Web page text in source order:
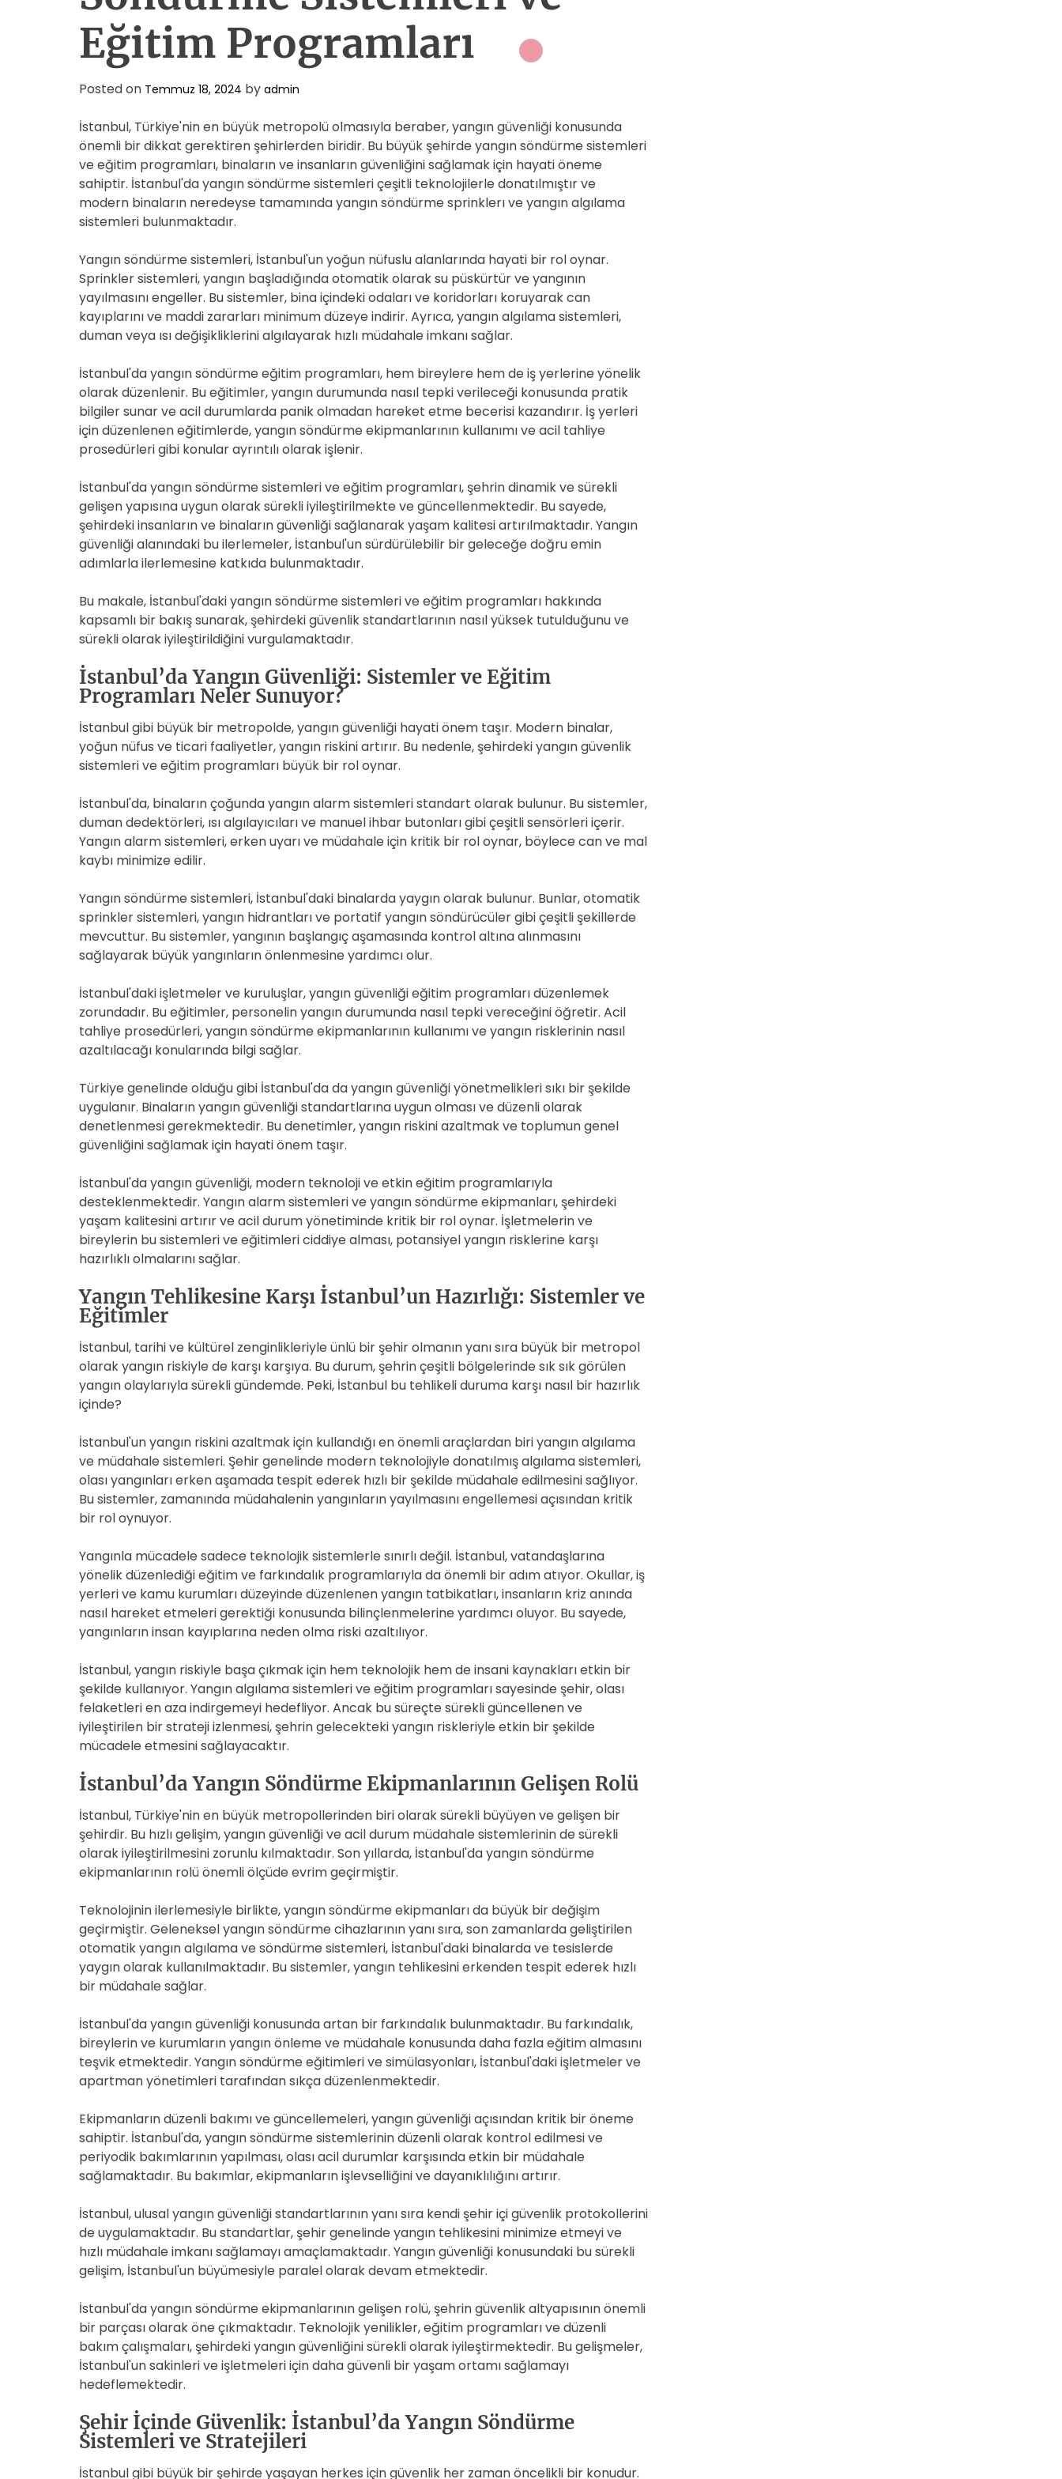
Eğitim Programları
Posted on Temmuz 18, 2024 by admin
İstanbul, Türkiye'nin en büyük metropolü olmasıyla beraber, yangın güvenliği konusunda
önemli bir dikkat gerektiren şehirlerden biridir. Bu büyük şehirde yangın söndürme sistemleri
ve eğitim programları, binaların ve insanların güvenliğini sağlamak için hayati öneme
sahiptir. İstanbul'da yangın söndürme sistemleri çeşitli teknolojilerle donatılmıştır ve
modern binaların neredeyse tamamında yangın söndürme sprinklerı ve yangın algılama
sistemleri bulunmaktadır.
Yangın söndürme sistemleri, İstanbul'un yoğun nüfuslu alanlarında hayati bir rol oynar.
Sprinkler sistemleri, yangın başladığında otomatik olarak su püskürtür ve yangının
yayılmasını engeller. Bu sistemler, bina içindeki odaları ve koridorları koruyarak can
kayıplarını ve maddi zararları minimum düzeye indirir. Ayrıca, yangın algılama sistemleri,
duman veya ısı değişikliklerini algılayarak hızlı müdahale imkanı sağlar.
İstanbul'da yangın söndürme eğitim programları, hem bireylere hem de iş yerlerine yönelik
olarak düzenlenir. Bu eğitimler, yangın durumunda nasıl tepki verileceği konusunda pratik
bilgiler sunar ve acil durumlarda panik olmadan hareket etme becerisi kazandırır. İş yerleri
için düzenlenen eğitimlerde, yangın söndürme ekipmanlarının kullanımı ve acil tahliye
prosedürleri gibi konular ayrıntılı olarak işlenir.
İstanbul'da yangın söndürme sistemleri ve eğitim programları, şehrin dinamik ve sürekli
gelişen yapısına uygun olarak sürekli iyileştirilmekte ve güncellenmektedir. Bu sayede,
şehirdeki insanların ve binaların güvenliği sağlanarak yaşam kalitesi artırılmaktadır. Yangın
güvenliği alanındaki bu ilerlemeler, İstanbul'un sürdürülebilir bir geleceğe doğru emin
adımlarla ilerlemesine katkıda bulunmaktadır.
Bu makale, İstanbul'daki yangın söndürme sistemleri ve eğitim programları hakkında
kapsamlı bir bakış sunarak, şehirdeki güvenlik standartlarının nasıl yüksek tutulduğunu ve
sürekli olarak iyileştirildiğini vurgulamaktadır.
İstanbul’da Yangın Güvenliği: Sistemler ve Eğitim
Programları Neler Sunuyor?
İstanbul gibi büyük bir metropolde, yangın güvenliği hayati önem taşır. Modern binalar,
yoğun nüfus ve ticari faaliyetler, yangın riskini artırır. Bu nedenle, şehirdeki yangın güvenlik
sistemleri ve eğitim programları büyük bir rol oynar.
İstanbul'da, binaların çoğunda yangın alarm sistemleri standart olarak bulunur. Bu sistemler,
duman dedektörleri, ısı algılayıcıları ve manuel ihbar butonları gibi çeşitli sensörleri içerir.
Yangın alarm sistemleri, erken uyarı ve müdahale için kritik bir rol oynar, böylece can ve mal
kaybı minimize edilir.
Yangın söndürme sistemleri, İstanbul'daki binalarda yaygın olarak bulunur. Bunlar, otomatik
sprinkler sistemleri, yangın hidrantları ve portatif yangın söndürücüler gibi çeşitli şekillerde
mevcuttur. Bu sistemler, yangının başlangıç aşamasında kontrol altına alınmasını
sağlayarak büyük yangınların önlenmesine yardımcı olur.
İstanbul'daki işletmeler ve kuruluşlar, yangın güvenliği eğitim programları düzenlemek
zorundadır. Bu eğitimler, personelin yangın durumunda nasıl tepki vereceğini öğretir. Acil
tahliye prosedürleri, yangın söndürme ekipmanlarının kullanımı ve yangın risklerinin nasıl
azaltılacağı konularında bilgi sağlar.
Türkiye genelinde olduğu gibi İstanbul'da da yangın güvenliği yönetmelikleri sıkı bir şekilde
uygulanır. Binaların yangın güvenliği standartlarına uygun olması ve düzenli olarak
denetlenmesi gerekmektedir. Bu denetimler, yangın riskini azaltmak ve toplumun genel
güvenliğini sağlamak için hayati önem taşır.
İstanbul'da yangın güvenliği, modern teknoloji ve etkin eğitim programlarıyla
desteklenmektedir. Yangın alarm sistemleri ve yangın söndürme ekipmanları, şehirdeki
yaşam kalitesini artırır ve acil durum yönetiminde kritik bir rol oynar. İşletmelerin ve
bireylerin bu sistemleri ve eğitimleri ciddiye alması, potansiyel yangın risklerine karşı
hazırlıklı olmalarını sağlar.
Yangın Tehlikesine Karşı İstanbul’un Hazırlığı: Sistemler ve
Eğitimler
İstanbul, tarihi ve kültürel zenginlikleriyle ünlü bir şehir olmanın yanı sıra büyük bir metropol
olarak yangın riskiyle de karşı karşıya. Bu durum, şehrin çeşitli bölgelerinde sık sık görülen
yangın olaylarıyla sürekli gündemde. Peki, İstanbul bu tehlikeli duruma karşı nasıl bir hazırlık
içinde?
İstanbul'un yangın riskini azaltmak için kullandığı en önemli araçlardan biri yangın algılama
ve müdahale sistemleri. Şehir genelinde modern teknolojiyle donatılmış algılama sistemleri,
olası yangınları erken aşamada tespit ederek hızlı bir şekilde müdahale edilmesini sağlıyor.
Bu sistemler, zamanında müdahalenin yangınların yayılmasını engellemesi açısından kritik
bir rol oynuyor.
Yangınla mücadele sadece teknolojik sistemlerle sınırlı değil. İstanbul, vatandaşlarına
yönelik düzenlediği eğitim ve farkındalık programlarıyla da önemli bir adım atıyor. Okullar, iş
yerleri ve kamu kurumları düzeyinde düzenlenen yangın tatbikatları, insanların kriz anında
nasıl hareket etmeleri gerektiği konusunda bilinçlenmelerine yardımcı oluyor. Bu sayede,
yangınların insan kayıplarına neden olma riski azaltılıyor.
İstanbul, yangın riskiyle başa çıkmak için hem teknolojik hem de insani kaynakları etkin bir
şekilde kullanıyor. Yangın algılama sistemleri ve eğitim programları sayesinde şehir, olası
felaketleri en aza indirgemeyi hedefliyor. Ancak bu süreçte sürekli güncellenen ve
iyileştirilen bir strateji izlenmesi, şehrin gelecekteki yangın riskleriyle etkin bir şekilde
mücadele etmesini sağlayacaktır.
İstanbul’da Yangın Söndürme Ekipmanlarının Gelişen Rolü
İstanbul, Türkiye'nin en büyük metropollerinden biri olarak sürekli büyüyen ve gelişen bir
şehirdir. Bu hızlı gelişim, yangın güvenliği ve acil durum müdahale sistemlerinin de sürekli
olarak iyileştirilmesini zorunlu kılmaktadır. Son yıllarda, İstanbul'da yangın söndürme
ekipmanlarının rolü önemli ölçüde evrim geçirmiştir.
Teknolojinin ilerlemesiyle birlikte, yangın söndürme ekipmanları da büyük bir değişim
geçirmiştir. Geleneksel yangın söndürme cihazlarının yanı sıra, son zamanlarda geliştirilen
otomatik yangın algılama ve söndürme sistemleri, İstanbul'daki binalarda ve tesislerde
yaygın olarak kullanılmaktadır. Bu sistemler, yangın tehlikesini erkenden tespit ederek hızlı
bir müdahale sağlar.
İstanbul'da yangın güvenliği konusunda artan bir farkındalık bulunmaktadır. Bu farkındalık,
bireylerin ve kurumların yangın önleme ve müdahale konusunda daha fazla eğitim almasını
teşvik etmektedir. Yangın söndürme eğitimleri ve simülasyonları, İstanbul'daki işletmeler ve
apartman yönetimleri tarafından sıkça düzenlenmektedir.
Ekipmanların düzenli bakımı ve güncellemeleri, yangın güvenliği açısından kritik bir öneme
sahiptir. İstanbul'da, yangın söndürme sistemlerinin düzenli olarak kontrol edilmesi ve
periyodik bakımlarının yapılması, olası acil durumlar karşısında etkin bir müdahale
sağlamaktadır. Bu bakımlar, ekipmanların işlevselliğini ve dayanıklılığını artırır.
İstanbul, ulusal yangın güvenliği standartlarının yanı sıra kendi şehir içi güvenlik protokollerini
de uygulamaktadır. Bu standartlar, şehir genelinde yangın tehlikesini minimize etmeyi ve
hızlı müdahale imkanı sağlamayı amaçlamaktadır. Yangın güvenliği konusundaki bu sürekli
gelişim, İstanbul'un büyümesiyle paralel olarak devam etmektedir.
İstanbul'da yangın söndürme ekipmanlarının gelişen rolü, şehrin güvenlik altyapısının önemli
bir parçası olarak öne çıkmaktadır. Teknolojik yenilikler, eğitim programları ve düzenli
bakım çalışmaları, şehirdeki yangın güvenliğini sürekli olarak iyileştirmektedir. Bu gelişmeler,
İstanbul'un sakinleri ve işletmeleri için daha güvenli bir yaşam ortamı sağlamayı
hedeflemektedir.
Şehir İçinde Güvenlik: İstanbul’da Yangın Söndürme
Sistemleri ve Stratejileri
İstanbul gibi büyük bir şehirde yaşayan herkes için güvenlik her zaman öncelikli bir konudur.